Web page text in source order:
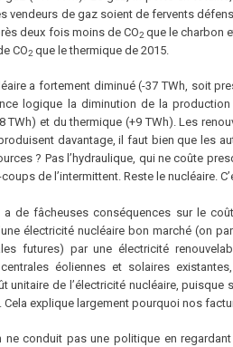
vendeurs de gaz soient de fervents
deux fois moins de CO2que le charbon
CO2 que le thermique de 2015.
a fortement diminué (-37 TWh, soit
logique la diminution de la
TWh) et du thermique (+9 TWh). Les
davantage, il faut bien que les
? Pas l’hydraulique, qui ne coûte
de l’intermittent. Reste le nucléaire.
a de fâcheuses conséquences sur le
électricité nucléaire bon marché (on
futures) par une électricité
éoliennes et solaires
unitaire de l’électricité nucléaire,
explique largement pourquoi nos
ne conduit pas une politique en